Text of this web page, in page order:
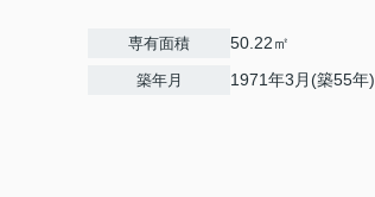
専有面積 50.22㎡
築年月 1971年3月(築55年)